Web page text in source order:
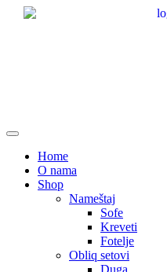
Skip
Home
O nama
Shop
Nameštaj
Sofe
Kreveti
Fotelje
Obliq setovi
Duga